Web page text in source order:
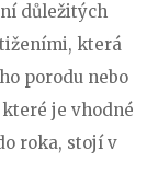
důležitých
která
porodu nebo
je vhodné
roka, stojí v